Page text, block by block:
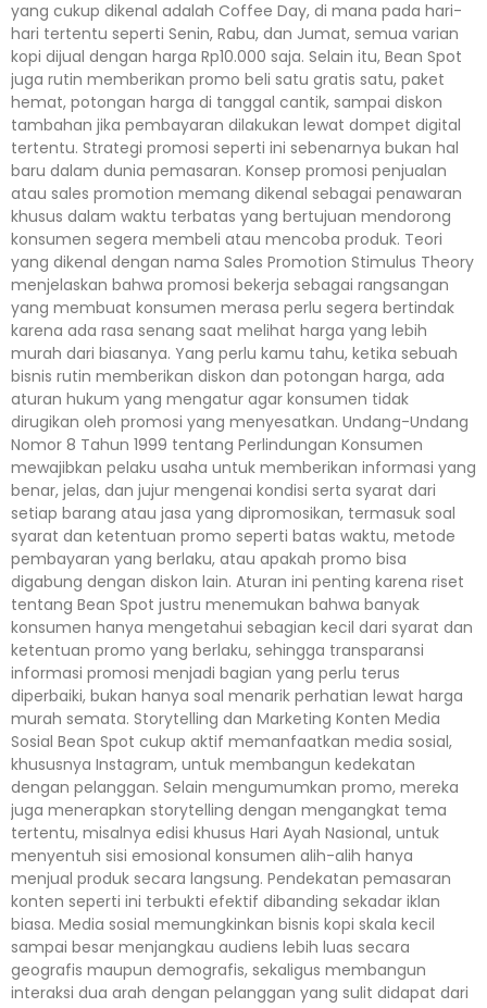
yang cukup dikenal adalah Coffee Day, di mana pada hari-
hari tertentu seperti Senin, Rabu, dan Jumat, semua varian
kopi dijual dengan harga Rp10.000 saja. Selain itu, Bean Spot
juga rutin memberikan promo beli satu gratis satu, paket
hemat, potongan harga di tanggal cantik, sampai diskon
tambahan jika pembayaran dilakukan lewat dompet digital
tertentu. Strategi promosi seperti ini sebenarnya bukan hal
baru dalam dunia pemasaran. Konsep promosi penjualan
atau sales promotion memang dikenal sebagai penawaran
khusus dalam waktu terbatas yang bertujuan mendorong
konsumen segera membeli atau mencoba produk. Teori
yang dikenal dengan nama Sales Promotion Stimulus Theory
menjelaskan bahwa promosi bekerja sebagai rangsangan
yang membuat konsumen merasa perlu segera bertindak
karena ada rasa senang saat melihat harga yang lebih
murah dari biasanya. Yang perlu kamu tahu, ketika sebuah
bisnis rutin memberikan diskon dan potongan harga, ada
aturan hukum yang mengatur agar konsumen tidak
dirugikan oleh promosi yang menyesatkan. Undang-Undang
Nomor 8 Tahun 1999 tentang Perlindungan Konsumen
mewajibkan pelaku usaha untuk memberikan informasi yang
benar, jelas, dan jujur mengenai kondisi serta syarat dari
setiap barang atau jasa yang dipromosikan, termasuk soal
syarat dan ketentuan promo seperti batas waktu, metode
pembayaran yang berlaku, atau apakah promo bisa
digabung dengan diskon lain. Aturan ini penting karena riset
tentang Bean Spot justru menemukan bahwa banyak
konsumen hanya mengetahui sebagian kecil dari syarat dan
ketentuan promo yang berlaku, sehingga transparansi
informasi promosi menjadi bagian yang perlu terus
diperbaiki, bukan hanya soal menarik perhatian lewat harga
murah semata. Storytelling dan Marketing Konten Media
Sosial Bean Spot cukup aktif memanfaatkan media sosial,
khususnya Instagram, untuk membangun kedekatan
dengan pelanggan. Selain mengumumkan promo, mereka
juga menerapkan storytelling dengan mengangkat tema
tertentu, misalnya edisi khusus Hari Ayah Nasional, untuk
menyentuh sisi emosional konsumen alih-alih hanya
menjual produk secara langsung. Pendekatan pemasaran
konten seperti ini terbukti efektif dibanding sekadar iklan
biasa. Media sosial memungkinkan bisnis kopi skala kecil
sampai besar menjangkau audiens lebih luas secara
geografis maupun demografis, sekaligus membangun
interaksi dua arah dengan pelanggan yang sulit didapat dari